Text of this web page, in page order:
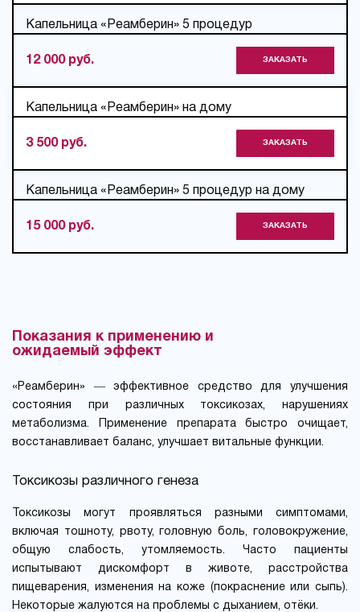
Капельница «Реамберин» 5 процедур
12 000 руб. ЗАКАЗАТЬ
Капельница «Реамберин» на дому
3 500 руб. ЗАКАЗАТЬ
Капельница «Реамберин» 5 процедур на дому
15 000 руб. ЗАКАЗАТЬ
Показания к применению и
ожидаемый эффект
«Реамберин» ― эффективное средство для улучшения
состояния при различных токсикозах, нарушениях
метаболизма. Применение препарата быстро очищает,
восстанавливает баланс, улучшает витальные функции.
Токсикозы различного генеза
Токсикозы могут проявляться разными симптомами,
включая тошноту, рвоту, головную боль, головокружение,
общую слабость, утомляемость. Часто пациенты
испытывают дискомфорт в животе, расстройства
пищеварения, изменения на коже (покраснение или сыпь).
Некоторые жалуются на проблемы с дыханием, отёки.